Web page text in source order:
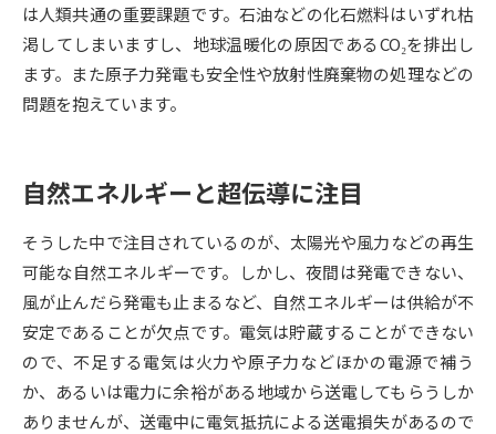
大学で学べる内容や特徴を調べる
新増設大学・学部・学科特集
デジタルパンフレット 進路の３択
新学年スタート号特集ページ
（高3生用）
新学年スタート号特集ページ
（高2生用）
SELFBRAND特集ページ
オープンキャンパスなどを調べる
は人類共通の重要課題です。石油などの化石燃料はいずれ枯
渇してしまいますし、地球温暖化の原因であるCO₂を排出し
ます。また原子力発電も安全性や放射性廃棄物の処理などの
問題を抱えています。
自然エネルギーと超伝導に注目
そうした中で注目されているのが、太陽光や風力などの再生
可能な自然エネルギーです。しかし、夜間は発電できない、
風が止んだら発電も止まるなど、自然エネルギーは供給が不
安定であることが欠点です。電気は貯蔵することができない
ので、不足する電気は火力や原子力などほかの電源で補う
か、あるいは電力に余裕がある地域から送電してもらうしか
ありませんが、送電中に電気抵抗による送電損失があるので